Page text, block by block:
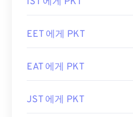
EET 에게 PKT
EAT 에게 PKT
JST 에게 PKT